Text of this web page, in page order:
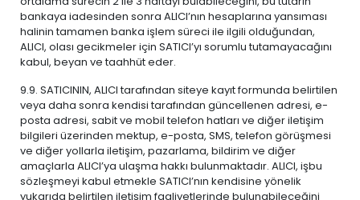
bankaya iadesinden sonra ALICI’nın hesaplarına yansıması
halinin tamamen banka işlem süreci ile ilgili olduğundan,
ALICI, olası gecikmeler için SATICI’yı sorumlu tutamayacağını
kabul, beyan ve taahhüt eder.
9.9. SATICININ, ALICI tarafından siteye kayıt formunda belirtilen
veya daha sonra kendisi tarafından güncellenen adresi, e-
posta adresi, sabit ve mobil telefon hatları ve diğer iletişim
bilgileri üzerinden mektup, e-posta, SMS, telefon görüşmesi
ve diğer yollarla iletişim, pazarlama, bildirim ve diğer
amaçlarla ALICI’ya ulaşma hakkı bulunmaktadır. ALICI, işbu
sözleşmeyi kabul etmekle SATICI’nın kendisine yönelik
yukarıda belirtilen iletişim faaliyetlerinde bulunabileceğini